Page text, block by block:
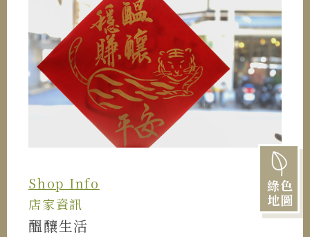
綠色
地圖
Shop Info
店家資訊
醞釀生活